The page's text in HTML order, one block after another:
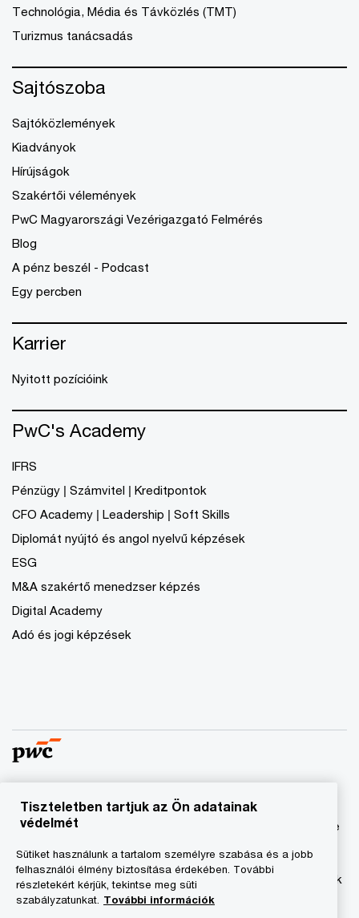
Technológia, Média és Távközlés (TMT)
Turizmus tanácsadás
Sajtószoba
Sajtóközlemények
Kiadványok
Hírújságok
Szakértői vélemények
PwC Magyarországi Vezérigazgató Felmérés
Blog
A pénz beszél - Podcast
Egy percben
Karrier
Nyitott pozícióink
PwC's Academy
IFRS
Pénzügy | Számvitel | Kreditpontok
CFO Academy | Leadership | Soft Skills
Diplomát nyújtó és angol nyelvű képzések
ESG
M&A szakértő menedzser képzés
Digital Academy
Adó és jogi képzések
© 2023 - 2026 PwC. Minden jog fenntartva. A „PwC”
kifejezés a PricewaterhouseCoopers Könyvvizsgáló Kft.-re
amelyek az önálló és független jogi személyekből álló
PricewaterhouseCoopers International Limited hálózatának
tagja.
Tiszteletben tartjuk az Ön adatainak
védelmét
Sütiket használunk a tartalom személyre szabása és a jobb
felhasználói élmény biztosítása érdekében. További
részletekért kérjük, tekintse meg süti
szabályzatunkat. További információk